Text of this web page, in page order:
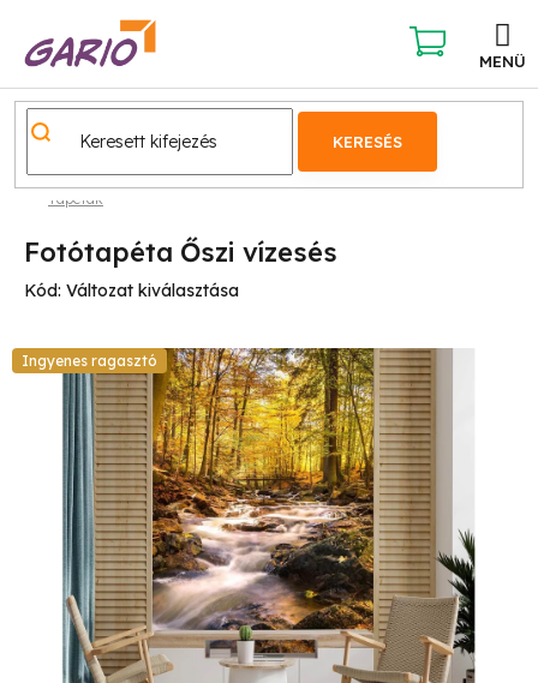
KERESÉS
KOSÁR
Tapéták
Fotótapéta Őszi vízesés
Kód: Változat kiválasztása
Ingyenes ragasztó